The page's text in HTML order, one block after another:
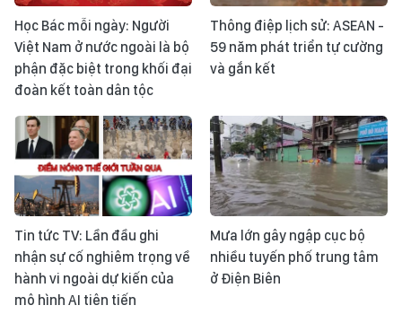
Học Bác mỗi ngày: Người
Việt Nam ở nước ngoài là bộ
phận đặc biệt trong khối đại
đoàn kết toàn dân tộc
Thông điệp lịch sử: ASEAN -
59 năm phát triển tự cường
và gắn kết
Tin tức TV: Lần đầu ghi
nhận sự cố nghiêm trọng về
hành vi ngoài dự kiến của
mô hình AI tiên tiến
Mưa lớn gây ngập cục bộ
nhiều tuyến phố trung tâm
ở Điện Biên